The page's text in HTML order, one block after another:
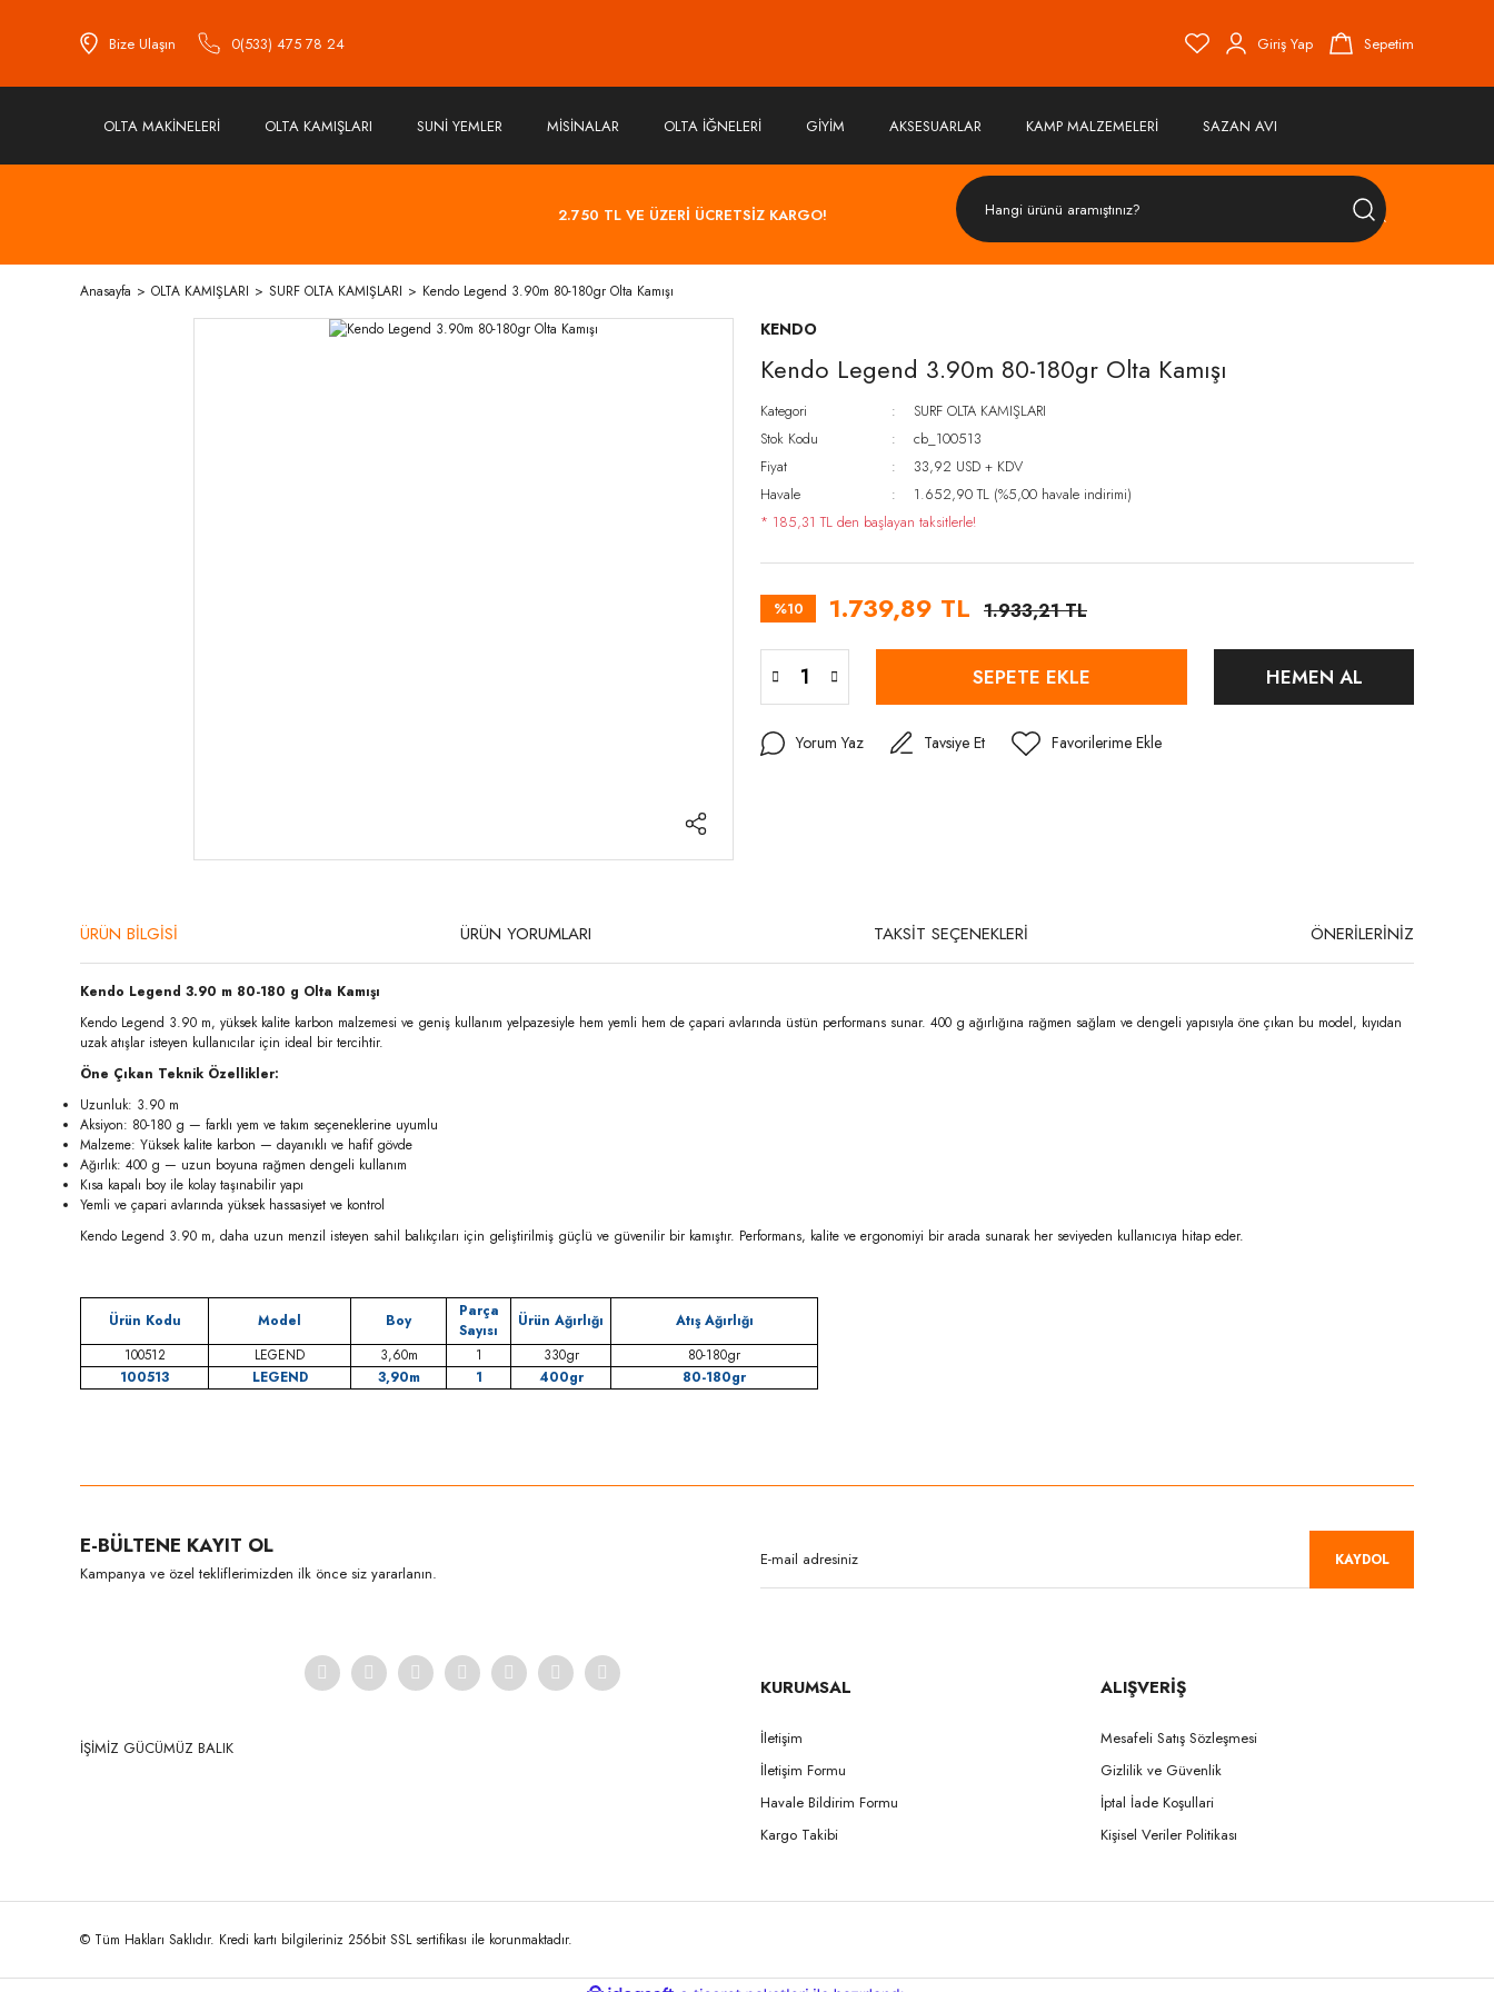
Bize Ulaşın 0(533) 475 78 24 Giriş Yap Sepetim
OLTA MAKİNELERİ OLTA KAMIŞLARI SUNİ YEMLER MİSİNALAR OLTA İĞNELERİ GİYİM AKSESUARLAR KAMP MALZEMELERİ SAZAN AVI
2.750 TL VE ÜZERİ ÜCRETSİZ KARGO!
ÜRÜN
Anasayfa OLTA KAMIŞLARI SURF OLTA KAMIŞLARI Kendo Legend 3.90m 80-180gr Olta Kamışı
KENDO
Kendo Legend 3.90m 80-180gr Olta Kamışı
Kategori
SURF OLTA KAMIŞLARI
Stok Kodu
cb_100513
Fiyat
33,92 USD + KDV
Havale
1.652,90 TL (%5,00 havale indirimi)
* 185,31 TL den başlayan taksitlerle!
%10 1.739,89 TL 1.933,21 TL
SEPETE EKLE HEMEN AL
Yorum Yaz Tavsiye Et
ÜRÜN BİLGİSİ ÜRÜN YORUMLARI TAKSİT SEÇENEKLERİ ÖNERİLERİNİZ
Kendo Legend 3.90 m 80-180 g Olta Kamışı
Kendo Legend 3.90 m, yüksek kalite karbon malzemesi ve geniş kullanım yelpazesiyle hem yemli hem de çapari avlarında üstün performans sunar. 400 g ağırlığına rağmen sağlam ve dengeli yapısıyla öne çıkan bu model, kıyıdan
uzak atışlar isteyen kullanıcılar için ideal bir tercihtir.
Öne Çıkan Teknik Özellikler:
Uzunluk: 3.90 m
Aksiyon: 80-180 g — farklı yem ve takım seçeneklerine uyumlu
Malzeme: Yüksek kalite karbon — dayanıklı ve hafif gövde
Ağırlık: 400 g — uzun boyuna rağmen dengeli kullanım
Kısa kapalı boy ile kolay taşınabilir yapı
Yemli ve çapari avlarında yüksek hassasiyet ve kontrol
Kendo Legend 3.90 m, daha uzun menzil isteyen sahil balıkçıları için geliştirilmiş güçlü ve güvenilir bir kamıştır. Performans, kalite ve ergonomiyi bir arada sunarak her seviyeden kullanıcıya hitap eder.
Ürün Kodu Model Boy
Parça
Sayısı
Ürün Ağırlığı
Atış Ağırlığı
100512
LEGEND 3,60m 1 330gr
80-180gr
100513
LEGEND 3,90m 1 400gr 80-180gr
Ürün açıklamasında eksik bilgiler bulunuyor.
Ürün bilgilerinde hatalar bulunuyor.
E-BÜLTENE KAYIT OL
Kampanya ve özel tekliflerimizden ilk önce siz yararlanın.
KAYDOL
İŞİMİZ GÜCÜMÜZ BALIK
KURUMSAL
İletişim
İletişim Formu
Havale Bildirim Formu
Kargo Takibi
ALIŞVERİŞ
Mesafeli Satış Sözleşmesi
Gizlilik ve Güvenlik
İptal İade Koşullari
Kişisel Veriler Politikası
© Tüm Hakları Saklıdır. Kredi kartı bilgileriniz 256bit SSL sertifikası ile korunmaktadır.